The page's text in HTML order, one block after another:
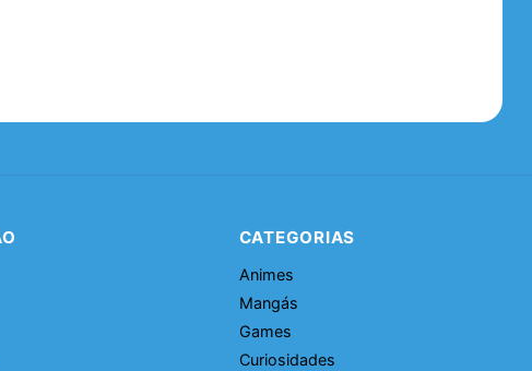
CATEGORIAS
Animes
Mangás
Games
Curiosidades